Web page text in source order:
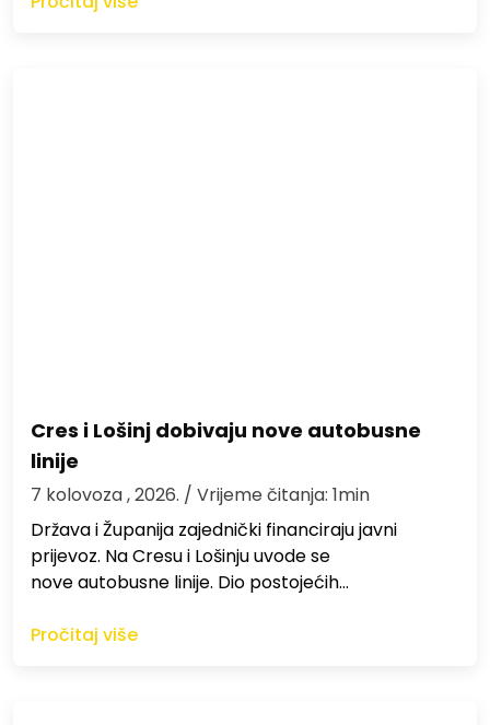
Cres i Lošinj dobivaju nove autobusne
linije
7 kolovoza , 2026. / Vrijeme čitanja: 1min
Država i Županija zajednički financiraju javni
prijevoz. Na Cresu i Lošinju uvode se
nove autobusne linije. Dio postojećih…
Pročitaj više